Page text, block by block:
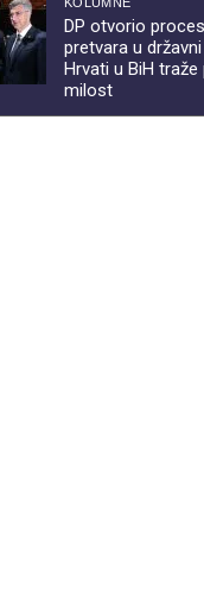
DP otvorio
pretvara u
Hrvati u BiH traže
milost